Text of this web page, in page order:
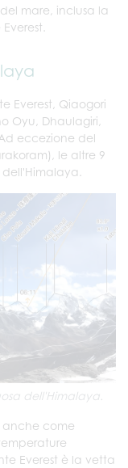
mare, inclusa la
Everest, Qiaogori
Oyu, Dhaulagiri,
eccezione del
le altre 9
dell'Himalaya.
anche come
Everest è la vetta